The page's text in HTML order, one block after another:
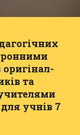
та
учнів 7